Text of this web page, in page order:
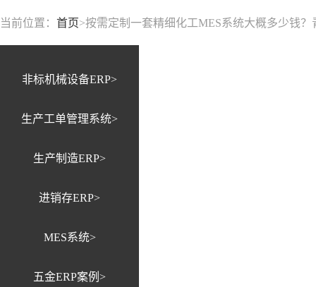
当前位置： 首页>按需定制一套精细化工MES系统大概多少钱？
非标机械设备ERP>
生产工单管理系统>
生产制造ERP>
进销存ERP>
MES系统>
五金ERP案例>